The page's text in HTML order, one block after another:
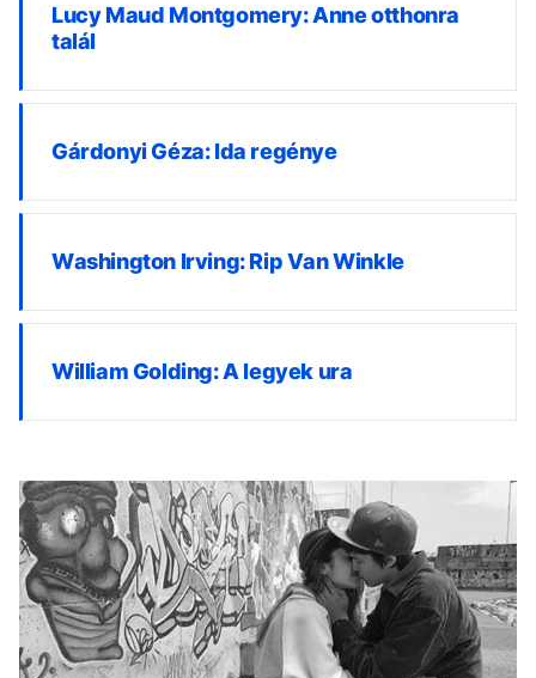
Lucy Maud Montgomery: Anne otthonra
talál
Gárdonyi Géza: Ida regénye
Washington Irving: Rip Van Winkle
William Golding: A legyek ura